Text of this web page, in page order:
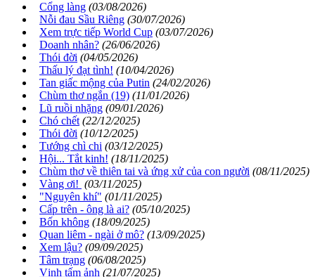
Cổng làng (03/08/2026)
Nỗi đau Sầu Riêng (30/07/2026)
Xem trực tiếp World Cup (03/07/2026)
Doanh nhân? (26/06/2026)
Thói đời (04/05/2026)
Thấu lý đạt tình! (10/04/2026)
Tan giấc mộng của Putin (24/02/2026)
Chùm thơ ngắn (19) (11/01/2026)
Lũ ruồi nhặng (09/01/2026)
Chó chết (22/12/2025)
Thói đời (10/12/2025)
Tướng chì chi (03/12/2025)
Hội... Tắt kinh! (18/11/2025)
Chùm thơ về thiên tai và ứng xử của con người (08/11/2025)
Vàng ơi! (03/11/2025)
"Nguyên khí" (01/11/2025)
Cấp trên - ông là ai? (05/10/2025)
Bốn không (18/09/2025)
Quan liêm - ngài ở mô? (13/09/2025)
Xem lậu? (09/09/2025)
Tâm trạng (06/08/2025)
Vịnh tấm ảnh (21/07/2025)